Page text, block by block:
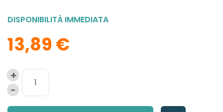
DISPONIBILITÀ IMMEDIATA
13,89 €